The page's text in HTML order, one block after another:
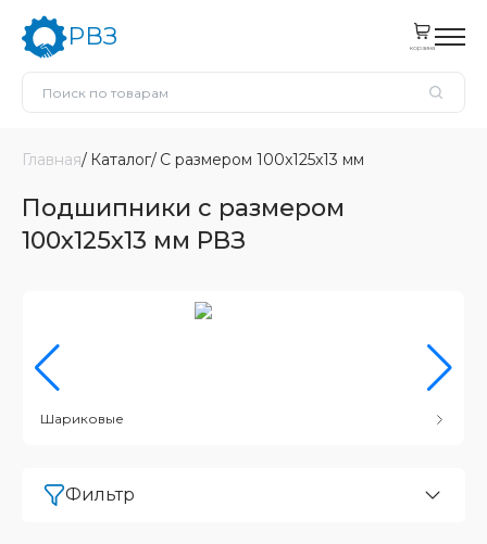
РВЗ корзина
Главная Каталог С размером 100x125x13 мм
Подшипники с размером
100x125x13 мм РВЗ
Шариковые
Фильтр